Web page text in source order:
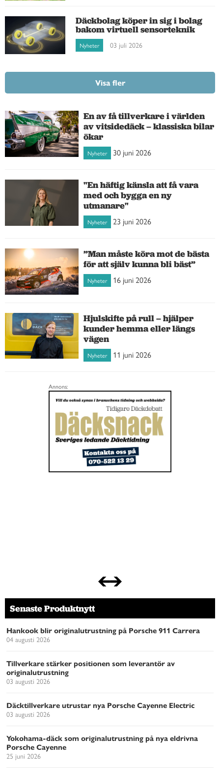
Däckbolag köper in sig i bolag
bakom virtuell sensorteknik
Nyheter 03 juli 2026
Visa fler
En av få tillverkare i världen
av vitsidedäck – klassiska bilar
ökar
Nyheter 30 juni 2026
"En häftig känsla att få vara
med och bygga en ny
utmanare"
Nyheter 23 juni 2026
”Man måste köra mot de bästa
för att själv kunna bli bäst”
Nyheter 16 juni 2026
Hjulskifte på rull – hjälper
kunder hemma eller längs
vägen
Nyheter 11 juni 2026
Annons:
Senaste Produktnytt
Hankook blir originalutrustning på Porsche 911 Carrera
04 augusti 2026
Tillverkare stärker positionen som leverantör av
originalutrustning
03 augusti 2026
Däcktillverkare utrustar nya Porsche Cayenne Electric
03 augusti 2026
Yokohama-däck som originalutrustning på nya eldrivna
Porsche Cayenne
25 juni 2026